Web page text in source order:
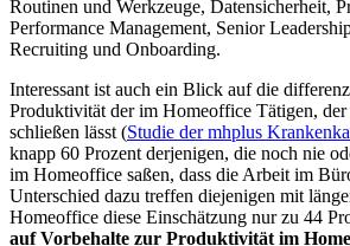
Routinen und Werkzeuge, Datensicherheit,
Performance Management, Senior
Recruiting und Onboarding.
Interessant ist auch ein Blick auf die
Produktivität der im Homeoffice Tätigen,
schließen lässt (Studie der mhplus
knapp 60 Prozent derjenigen, die noch nie
im Homeoffice saßen, dass die Arbeit im
Unterschied dazu treffen diejenigen mit
Homeoffice diese Einschätzung nur zu 44
auf Vorbehalte zur Produktivität im